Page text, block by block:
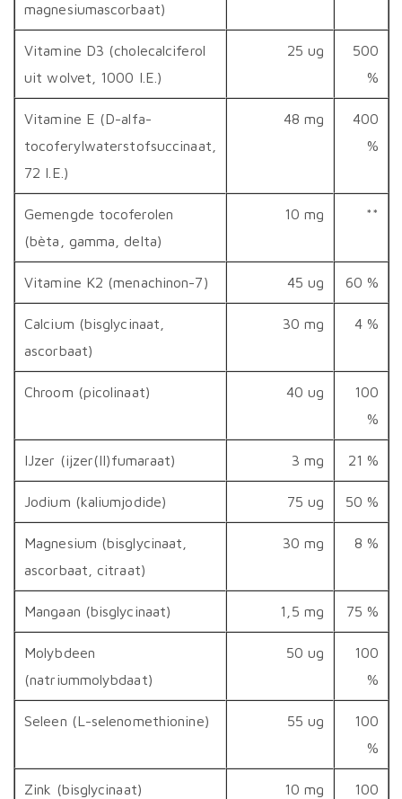
magnesiumascorbaat)
Vitamine D3 (cholecalciferol
uit wolvet, 1000 I.E.)
25 ug
500
%
Vitamine E (D-alfa-
tocoferylwaterstofsuccinaat,
72 I.E.)
48 mg
400
%
Gemengde tocoferolen
(bèta, gamma, delta)
10 mg **
Vitamine K2 (menachinon-7) 45 ug 60 %
Calcium (bisglycinaat,
ascorbaat)
30 mg 4 %
Chroom (picolinaat) 40 ug
100
%
IJzer (ijzer(II)fumaraat) 3 mg 21 %
Jodium (kaliumjodide) 75 ug 50 %
Magnesium (bisglycinaat,
ascorbaat, citraat)
30 mg 8 %
Mangaan (bisglycinaat) 1,5 mg 75 %
Molybdeen
(natriummolybdaat)
50 ug
100
%
Seleen (L-selenomethionine) 55 ug
100
%
Zink (bisglycinaat) 10 mg
100